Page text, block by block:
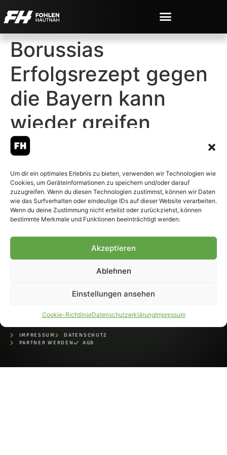
Um dir ein optimales Erlebnis zu bieten, verwenden wir Technologien wie
Cookies, um Geräteinformationen zu speichern und/oder darauf
zuzugreifen. Wenn du diesen Technologien zustimmst, können wir Daten
wie das Surfverhalten oder eindeutige IDs auf dieser Website verarbeiten.
Wenn du deine Zustimmung nicht erteilst oder zurückziehst, können
bestimmte Merkmale und Funktionen beeinträchtigt werden.
Akzeptieren
Ablehnen
Einstellungen ansehen
Cookie-RichtlinieDatenschutzerklärungImpressum
Borussias
Erfolgsrezept gegen
die Bayern kann
wieder greifen
© 2007-2026 Fohlen-Hautnah.de
– Alle rechte vorbehalten.
Fohlen-Hautnah.de ist ein
offiziell eingetragenes Magazin
IMPRESSUM
DATENSCHUTZ
PARTNER WERDEN
AGB